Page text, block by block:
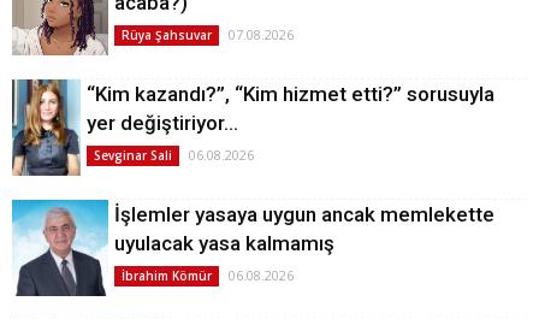
Rüya Şahsuvar 07.08.2026
“Kim kazandı?”, “Kim hizmet etti?” sorusuyla
yer değiştiriyor…
Sevginar Sali 06.08.2026
İşlemler yasaya uygun ancak memlekette
uyulacak yasa kalmamış
İbrahim Kömür 06.08.2026